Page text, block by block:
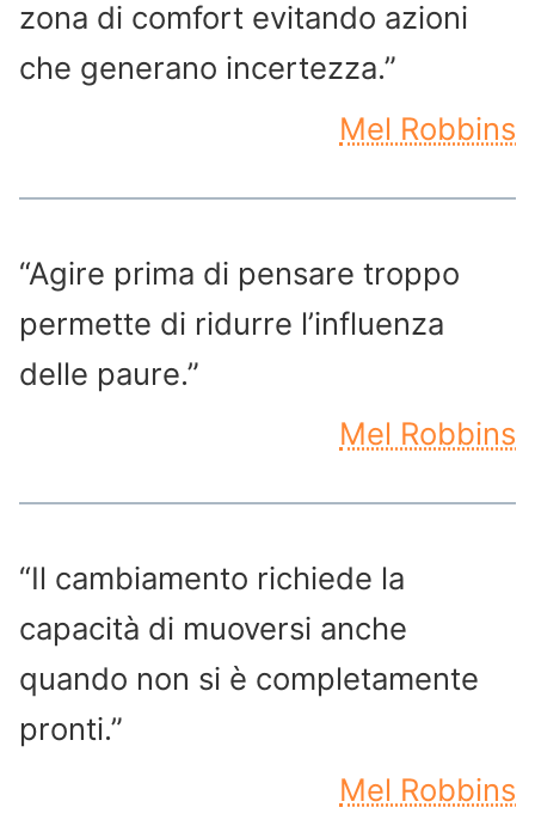
zona di comfort evitando azioni
che generano incertezza.”
Mel Robbins
“Agire prima di pensare troppo
permette di ridurre l’influenza
delle paure.”
Mel Robbins
“Il cambiamento richiede la
capacità di muoversi anche
quando non si è completamente
pronti.”
Mel Robbins